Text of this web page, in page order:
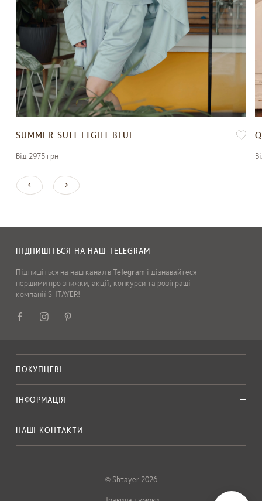
SUMMER SUIT LIGHT BLUE
Вiд 2975 грн
ПІДПИШІТЬСЯ НА НАШ TELEGRAM
Підпишіться на наш канал вTelegram і дізнавайтеся
першими про знижки, акції, конкурси та розіграші
компанії SHTAYER!
ПОКУПЦЕВІ
ІНФОРМАЦІЯ
НАШІ КОНТАКТИ
© Shtayer 2026